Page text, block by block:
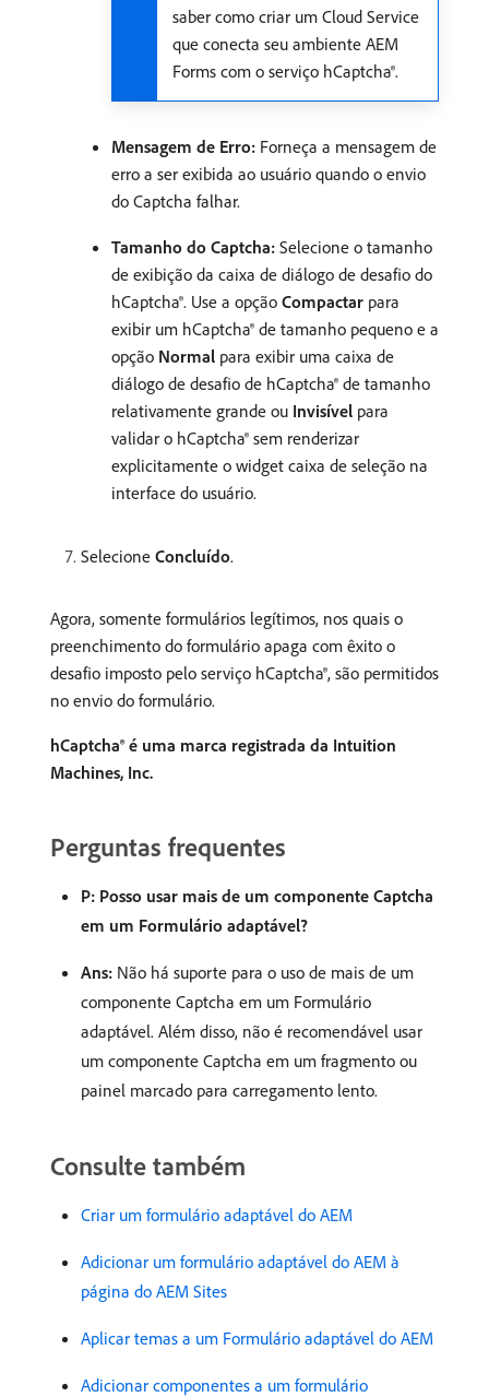
saber como criar um Cloud Service
que conecta seu ambiente AEM
Forms com o serviço hCaptcha®.
Mensagem de Erro: Forneça a mensagem de
erro a ser exibida ao usuário quando o envio
do Captcha falhar.
Tamanho do Captcha: Selecione o tamanho
de exibição da caixa de diálogo de desafio do
hCaptcha®. Use a opção Compactar para
exibir um hCaptcha® de tamanho pequeno e a
opção Normal para exibir uma caixa de
diálogo de desafio de hCaptcha® de tamanho
relativamente grande ou Invisível para
validar o hCaptcha® sem renderizar
explicitamente o widget caixa de seleção na
interface do usuário.
Selecione Concluído.
Agora, somente formulários legítimos, nos quais o
preenchimento do formulário apaga com êxito o
desafio imposto pelo serviço hCaptcha®, são permitidos
no envio do formulário.
hCaptcha® é uma marca registrada da Intuition
Machines, Inc.
Perguntas frequentes
P: Posso usar mais de um componente Captcha
em um Formulário adaptável?
Ans: Não há suporte para o uso de mais de um
componente Captcha em um Formulário
adaptável. Além disso, não é recomendável usar
um componente Captcha em um fragmento ou
painel marcado para carregamento lento.
Consulte também
Criar um formulário adaptável do AEM
Adicionar um formulário adaptável do AEM à
página do AEM Sites
Aplicar temas a um Formulário adaptável do AEM
Adicionar componentes a um formulário